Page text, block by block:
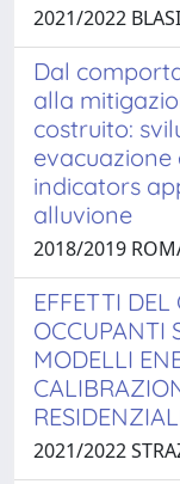
2021/2022
Dal
alla
costruito:
indicators
alluvione
2018/2019
EFFETTI
OCCUPANTI
MODELLI
2021/2022